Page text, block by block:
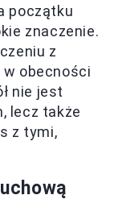
początku
znaczenie.
z
obecności
nie jest
lecz także
z tymi,